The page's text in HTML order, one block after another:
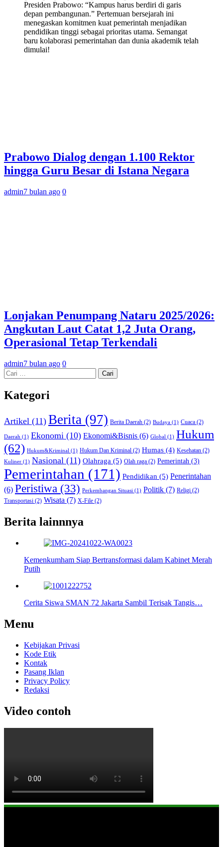
Presiden Prabowo: “Kampus harus berdiri di garis
depan pembangunan.” Pertemuan bersejarah ini
menegaskan komitmen kuat pemerintah menjadikan
pendidikan tinggi sebagai prioritas utama. Semangat
baru kolaborasi pemerintahan dan dunia akademik telah
dimulai!
Prabowo Dialog dengan 1.100 Rektor
hingga Guru Besar di Istana Negara
admin7 bulan ago 0
Lonjakan Penumpang Nataru 2025/2026:
Angkutan Laut Catat 1,2 Juta Orang,
Operasional Tetap Terkendali
admin7 bulan ago 0
Cari
untuk:
Kategori
Artikel (11) Berita (97) Berita Daerah (2) Budaya (1) Cuaca (2)
Daerah (1) Ekonomi (10) Ekonomi&Bisnis (6) Global (1) Hukum
(62) Hukum&Kriminal (1) Hukum Dan Kriminal (2) Humas (4) Kesehatan (2)
Kuliner (1) Nasional (11) Olahraga (5) Olah raga (2) Pemerintah (3)
Pemerintahan (171) Pendidikan (5) Penerintahan
(6) Peristiwa (33) Perkembangan Situasi (1) Politik (7) Religi (2)
Transportasi (2) Wisata (7) X-File (2)
Berita lainnnya
Kemenkumham Siap Bertransformasi dalam Kabinet Merah
Putih
Cerita Siswa SMAN 72 Jakarta Sambil Terisak Tangis…
Menu
Kebijakan Privasi
Kode Etik
Kontak
Pasang Iklan
Privacy Policy
Redaksi
Video contoh